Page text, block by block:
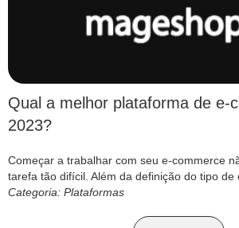
Qual a melhor plataforma de e-
2023?
Começar a trabalhar com seu e-commerce
tarefa tão difícil. Além da definição do tipo de
Categoria: Plataformas